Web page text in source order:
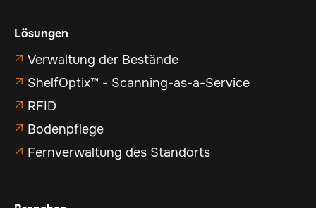
Lösungen
 Verwaltung der Bestände
 ShelfOptix™ - Scanning-as-a-Service
 RFID
 Bodenpflege
 Fernverwaltung des Standorts